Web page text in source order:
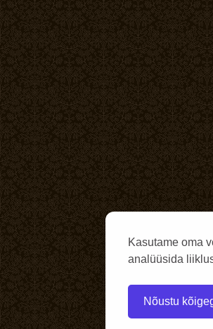
Kasutame oma
analüüsida
Nõustu